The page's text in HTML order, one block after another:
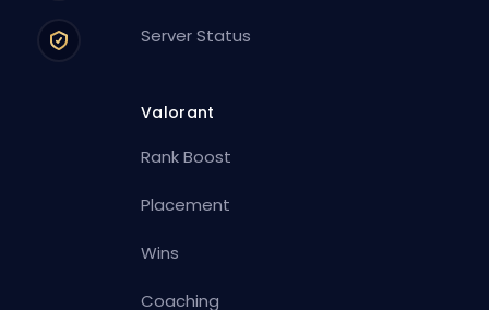
Server Status
Valorant
Rank Boost
Placement
Wins
Coaching